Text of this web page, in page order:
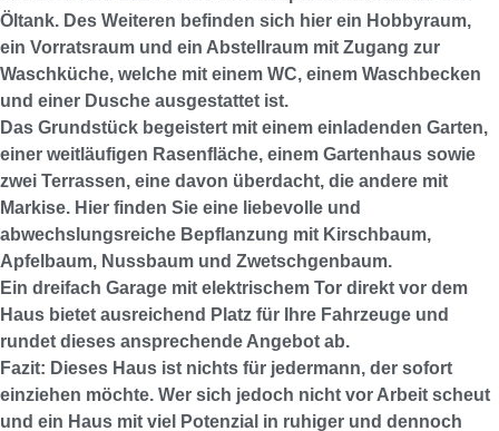
Öltank. Des Weiteren befinden sich hier ein Hobbyraum,
ein Vorratsraum und ein Abstellraum mit Zugang zur
Waschküche, welche mit einem WC, einem Waschbecken
und einer Dusche ausgestattet ist.
Das Grundstück begeistert mit einem einladenden Garten,
einer weitläufigen Rasenfläche, einem Gartenhaus sowie
zwei Terrassen, eine davon überdacht, die andere mit
Markise. Hier finden Sie eine liebevolle und
abwechslungsreiche Bepflanzung mit Kirschbaum,
Apfelbaum, Nussbaum und Zwetschgenbaum.
Ein dreifach Garage mit elektrischem Tor direkt vor dem
Haus bietet ausreichend Platz für Ihre Fahrzeuge und
rundet dieses ansprechende Angebot ab.
Fazit: Dieses Haus ist nichts für jedermann, der sofort
einziehen möchte. Wer sich jedoch nicht vor Arbeit scheut
und ein Haus mit viel Potenzial in ruhiger und dennoch